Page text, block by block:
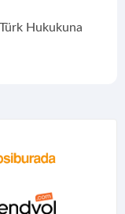
Hukukuna